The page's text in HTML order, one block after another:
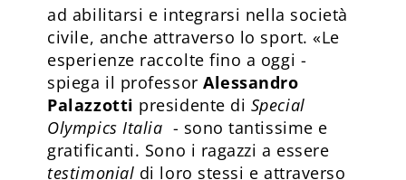
ad abilitarsi e integrarsi nella società
civile, anche attraverso lo sport. «Le
esperienze raccolte fino a oggi -
spiega il professorAlessandro
Palazzotti presidente di Special
Olympics Italia - sono tantissime e
gratificanti. Sono i ragazzi a essere
testimonial di loro stessi e attraverso